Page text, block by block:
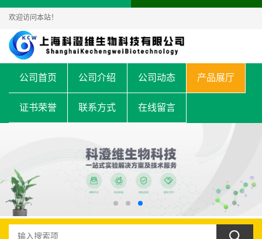
欢迎访问本站！
公司首页 公司介绍 公司动态 产品展厅
证书荣誉 联系方式 在线留言